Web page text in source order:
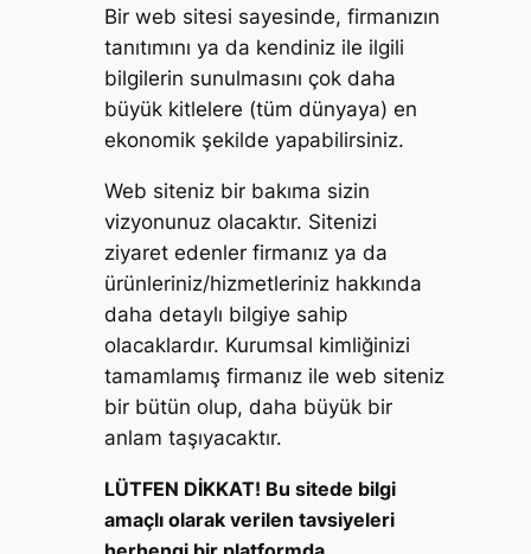
Bir web sitesi sayesinde, firmanızın
tanıtımını ya da kendiniz ile ilgili
bilgilerin sunulmasını çok daha
büyük kitlelere (tüm dünyaya) en
ekonomik şekilde yapabilirsiniz.
Web siteniz bir bakıma sizin
vizyonunuz olacaktır. Sitenizi
ziyaret edenler firmanız ya da
ürünleriniz/hizmetleriniz hakkında
daha detaylı bilgiye sahip
olacaklardır. Kurumsal kimliğinizi
tamamlamış firmanız ile web siteniz
bir bütün olup, daha büyük bir
anlam taşıyacaktır.
LÜTFEN DİKKAT! Bu sitede bilgi
amaçlı olarak verilen tavsiyeleri